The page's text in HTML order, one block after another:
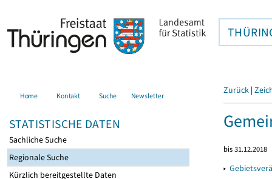
Home Kontakt Suche Newsletter
STATISTISCHE DATEN
Sachliche Suche
Regionale Suche
Kürzlich bereitgestellte Daten
Zurück |
bis 31.12.2018
▸